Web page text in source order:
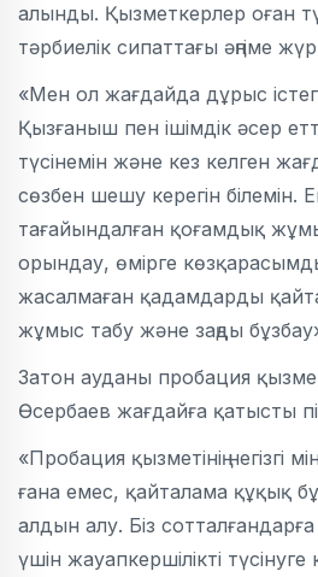
алынды. Қызметкерлер оған
тәрбиелік сипаттағы әңгіме
«Мен ол жағдайда дұрыс
Қызғаныш пен ішімдік әсер
түсінемін және кез келген
сөзбен шешу керегін білемін.
тағайындалған қоғамдық
орындау, өмірге
жасалмаған қадамдарды
жұмыс табу және заңды
Затон ауданы пробация
Өсербаев жағдайға қатысты
«Пробация қызметінің негізгі
ғана емес, қайталама құқық
алдын алу. Біз
үшін жауапкершілікті түсінуге